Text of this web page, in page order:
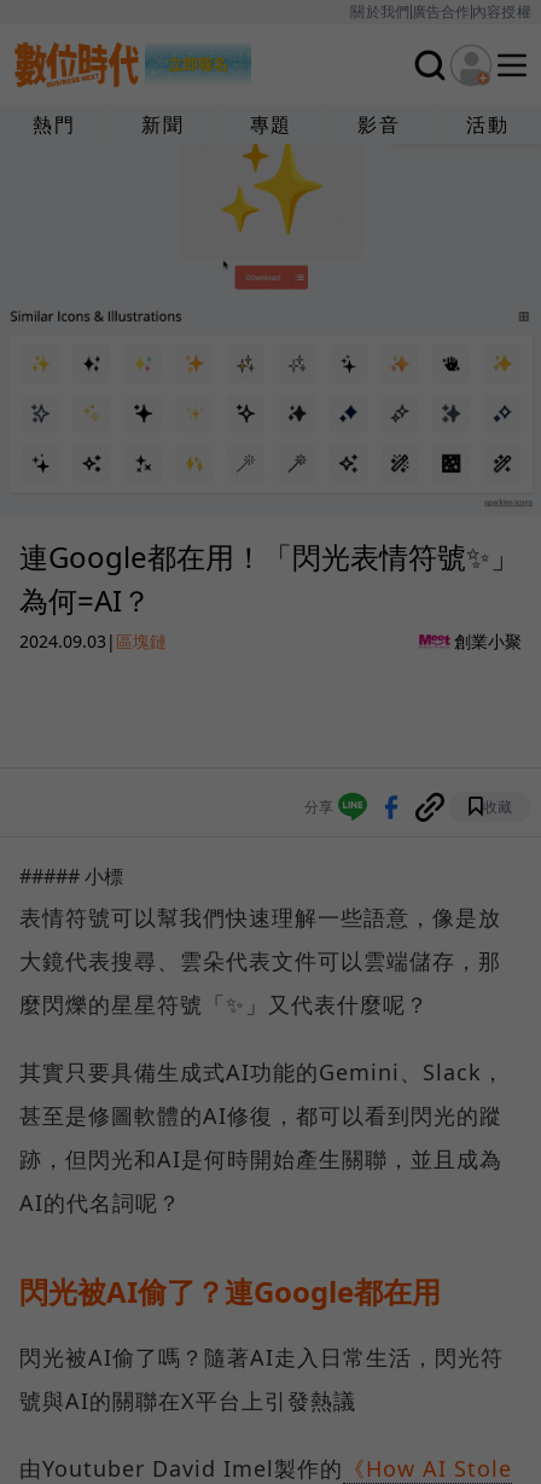
關於我們廣告合作內容授權
熱門 新聞 專題 影音 活動
連Google都在用！「閃光表情符號✨」
為何=AI？
2024.09.03 | 區塊鏈 創業小聚
分享 收藏
##### 小標
表情符號可以幫我們快速理解一些語意，像是放
大鏡代表搜尋、雲朵代表文件可以雲端儲存，那
麼閃爍的星星符號「✨」又代表什麼呢？
其實只要具備生成式AI功能的Gemini、Slack，
甚至是修圖軟體的AI修復，都可以看到閃光的蹤
跡，但閃光和AI是何時開始產生關聯，並且成為
AI的代名詞呢？
閃光被AI偷了？連Google都在用
閃光被AI偷了嗎？隨著AI走入日常生活，閃光符
號與AI的關聯在X平台上引發熱議
由Youtuber David Imel製作的 《How AI Stole